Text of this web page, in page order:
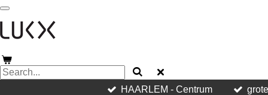
Skip
to
main
content
HAARLEM - Centrum